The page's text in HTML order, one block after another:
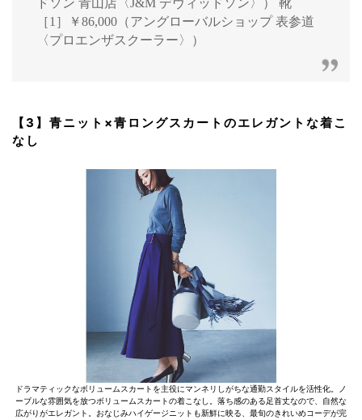
［1］￥86,000（アングローバルショップ 表参道
〈プロエンザスクーラー〉）
【3】青ニット×青ロングスカートのエレガントな着こ
なし
ドラマティックなボリュームスカートを主役にマンネリしがちな通勤スタイルを活性化。ノ
ーブルな雰囲気を放つボリュームスカートの着こなし。落ち感のある足首丈なので、自然な
広がりがエレガント。おなじみハイゲージニットも新鮮に映る、最旬のきれいめコーデが完